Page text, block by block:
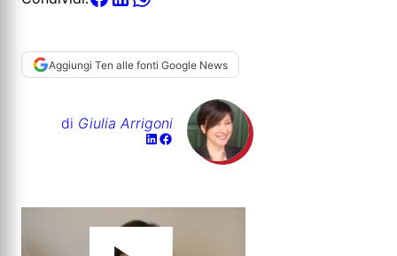
Aggiungi Ten alle fonti Google News
di Giulia Arrigoni